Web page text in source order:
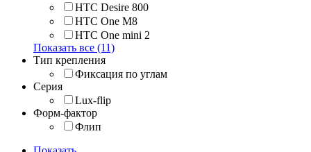
HTC Desire 800
HTC One M8
HTC One mini 2
Показать все (11)
Тип крепления
Фиксация по углам
Серия
Lux-flip
Форм-фактор
Флип